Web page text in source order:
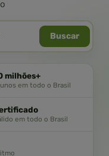
Buscar
milhões+
em todo o Brasil
em todo o Brasil